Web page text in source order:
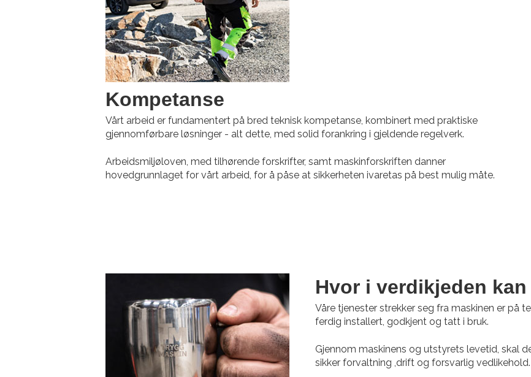
Kompetanse
Vårt arbeid er fundamentert på bred teknisk kompetanse, kombinert med praktiske
gjennomførbare løsninger - alt dette, med solid forankring i gjeldende regelverk.
Arbeidsmiljøloven, med tilhørende forskrifter, samt maskinforskriften danner
hovedgrunnlaget for vårt arbeid, for å påse at sikkerheten ivaretas på best mulig måte.
Hvor i verdikjeden
Våre tjenester strekker seg fra maskinen er på
ferdig installert, godkjent og tatt i bruk.
Gjennom maskinens og utstyrets levetid, skal
sikker forvaltning ,drift og forsvarlig vedlikehold.